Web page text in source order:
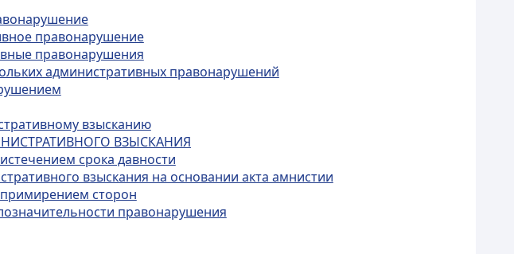
правонарушение
правонарушения
административных правонарушений
взысканию
ВЗЫСКАНИЯ
срока давности
взыскания на основании акта амнистии
примирением сторон
правонарушения